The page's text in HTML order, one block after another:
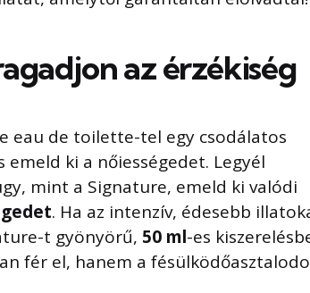
az érzékiség
eau de toilette-tel egy csodálatos
emeld ki a nőiességedet. Legyél
mint a Signature, emeld ki valódi
. Ha az intenzív, édesebb
t gyönyörű, 50 ml-es
fér el, hanem a